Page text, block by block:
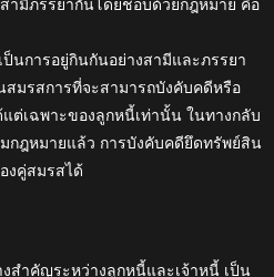
ามีภรรยากันโดยชอบด้วยกฎหมาย คือ
นการอยู่กินกันอย่างสามีและภรรยา
มรสการที่จะสามารถบังคับคดีหรือ
ต่เฉพาะของลูกหนี้เท่านั้น ในทางกลับ
กฎหมายแล้ว การบังคับคดียึดทรัพย์สิน
งคู่สมรสได้
สำคัญระหว่างลูกหนี้และเจ้าหนี้ เป็น